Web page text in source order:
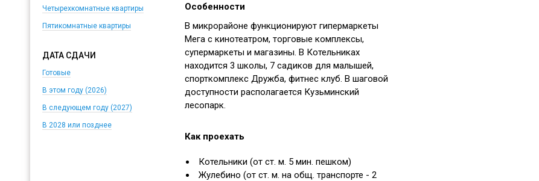
Четырехкомнатные квартиры
Пятикомнатные квартиры
ДАТА СДАЧИ
Готовые
В этом году (2026)
В следующем году (2027)
В 2028 или позднее
Особенности
В микрорайоне функционируют гипермаркеты
Мега с кинотеатром, торговые комплексы,
супермаркеты и магазины. В Котельниках
находится 3 школы, 7 садиков для малышей,
спорткомплекс Дружба, фитнес клуб. В шаговой
доступности располагается Кузьминский
лесопарк.
Как проехать
Котельники (от ст. м. 5 мин. пешком)
Жулебино (от ст. м. на общ. транспорте - 2